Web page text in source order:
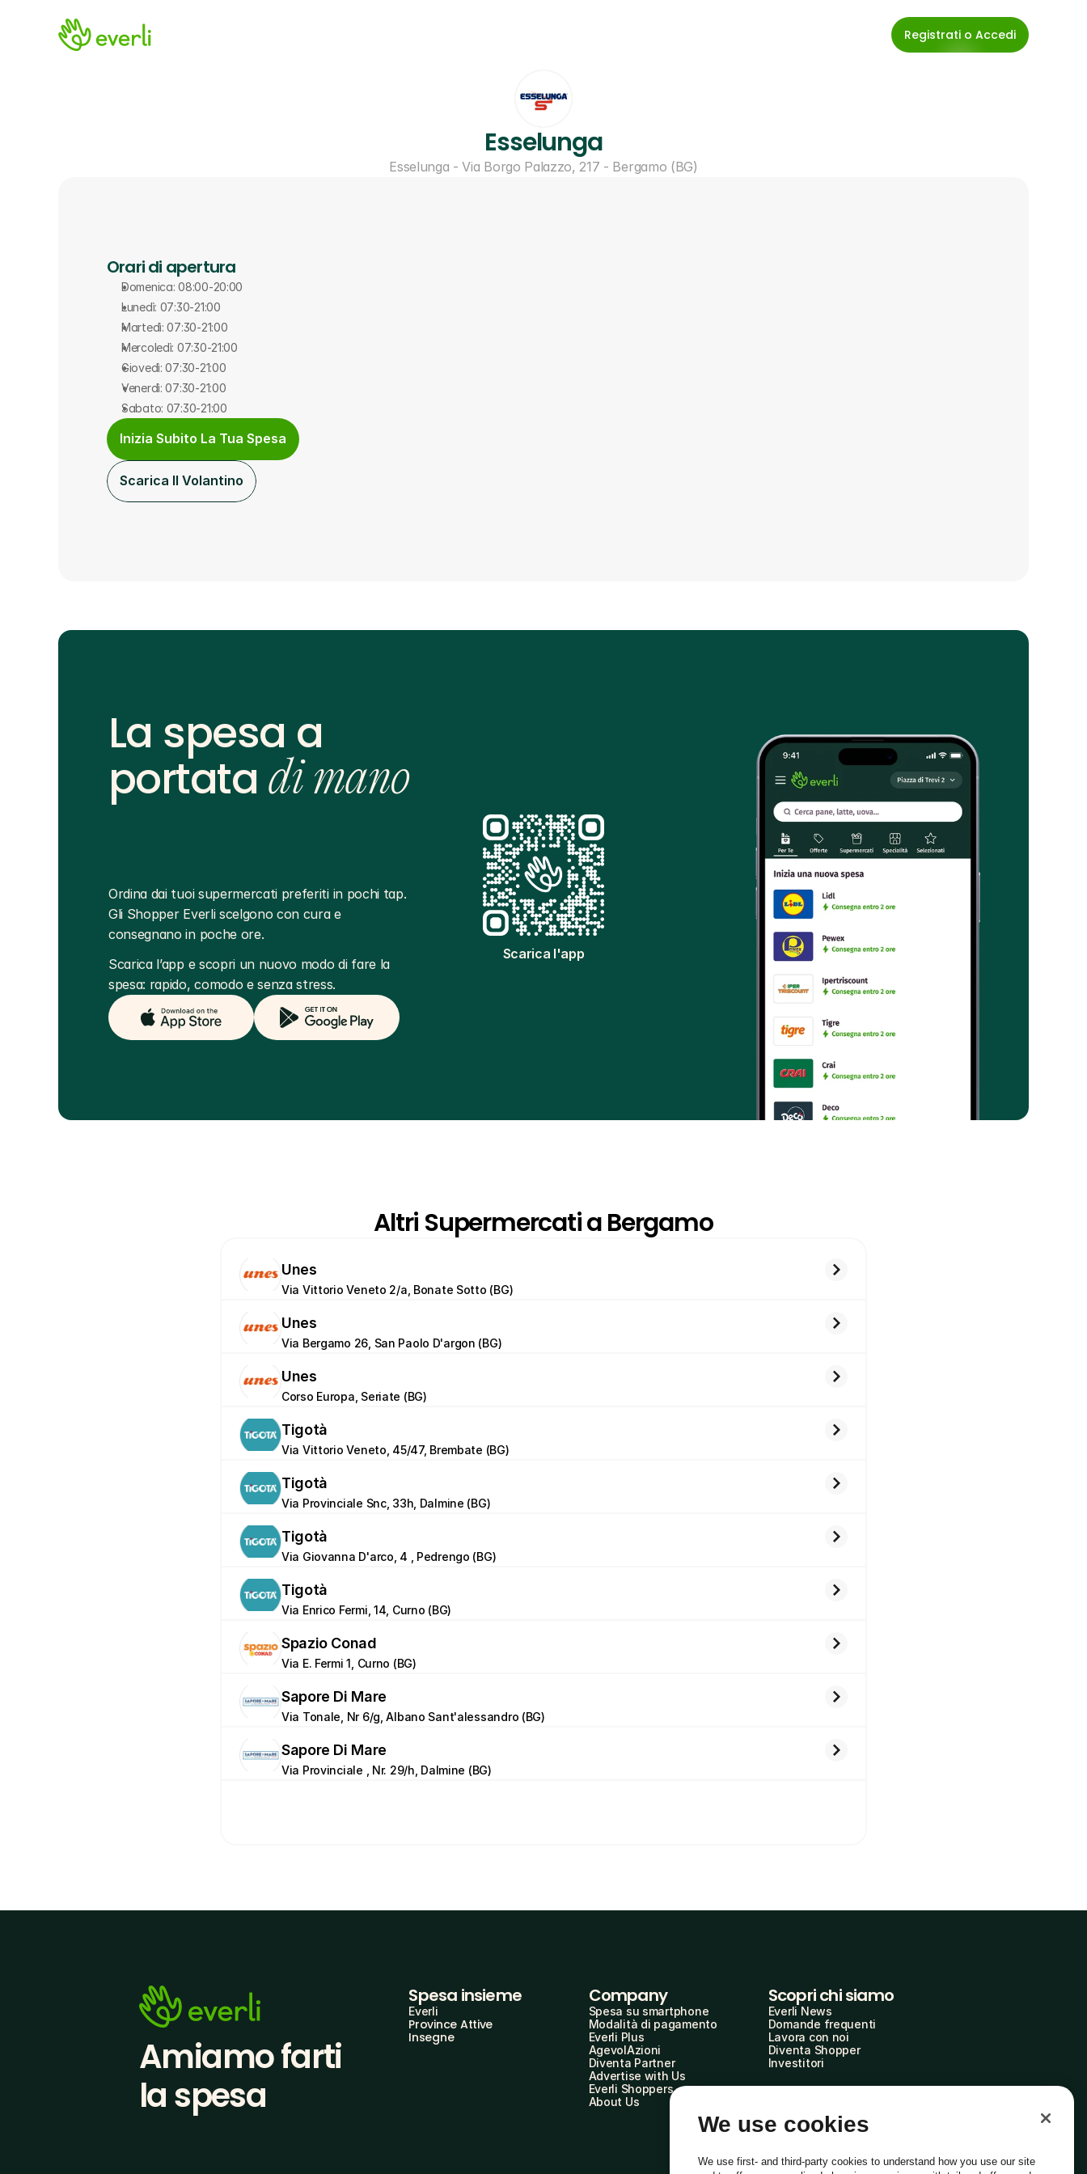
Registrati o Accedi
Esselunga
Esselunga - Via Borgo Palazzo, 217 - Bergamo (BG)
Orari di apertura
Domenica: 08:00-20:00
Lunedì: 07:30-21:00
Martedì: 07:30-21:00
Mercoledì: 07:30-21:00
Giovedì: 07:30-21:00
Venerdì: 07:30-21:00
Sabato: 07:30-21:00
Inizia Subito La Tua Spesa
Scarica Il Volantino
Scarica l'app
La spesa a
portata di mano
Ordina dai tuoi supermercati preferiti in pochi tap.
Gli Shopper Everli scelgono con cura e
consegnano in poche ore.
Scarica l’app e scopri un nuovo modo di fare la
spesa: rapido, comodo e senza stress.
Altri Supermercati a Bergamo
Unes
Via Vittorio Veneto 2/a, Bonate Sotto (BG)
Unes
Via Bergamo 26, San Paolo D'argon (BG)
Unes
Corso Europa, Seriate (BG)
Tigotà
Via Vittorio Veneto, 45/47, Brembate (BG)
Tigotà
Via Provinciale Snc, 33h, Dalmine (BG)
Tigotà
Via Giovanna D'arco, 4 , Pedrengo (BG)
Tigotà
Via Enrico Fermi, 14, Curno (BG)
Spazio Conad
Via E. Fermi 1, Curno (BG)
Sapore Di Mare
Via Tonale, Nr 6/g, Albano Sant'alessandro (BG)
Sapore Di Mare
Via Provinciale , Nr. 29/h, Dalmine (BG)
Amiamo farti
la spesa
Spesa insieme
Everli
Province Attive
Insegne
Company
Spesa su smartphone
Modalità di pagamento
Everli Plus
AgevolAzioni
Diventa Partner
Advertise with Us
Everli Shoppers
About Us
Scopri chi siamo
Everli News
Domande frequenti
Lavora con noi
Diventa Shopper
Investitori
We use cookies
We use first- and third-party cookies to understand how you use our site